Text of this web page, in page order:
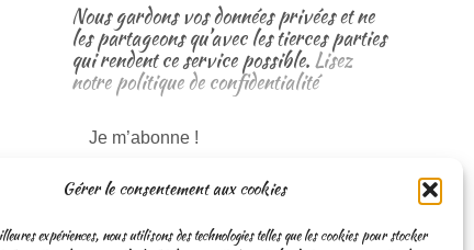
Gérer le consentement aux cookies
expériences, nous utilisons des technologies telles que les cookies pour stocker
Nous gardons vos données privées et ne
les partageons qu’avec les tierces parties
qui rendent ce service possible.Lisez
notre politique de confidentialité